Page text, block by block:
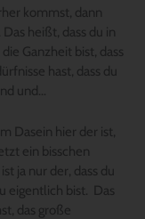
kommst, dann
heißt, dass du in
Ganzheit bist, dass
hast, dass du
und…
Dasein hier der ist,
ein bisschen
ja nur der, dass du
eigentlich bist. Das
das große